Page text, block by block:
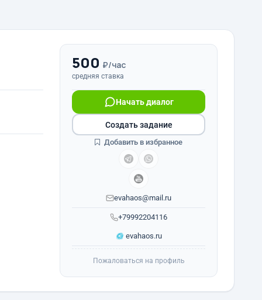
500 ₽/час
средняя ставка
+79992204116
Начать диалог
evahaos@mail.ru
evahaos.ru
Создать задание
Добавить в избранное
Пожаловаться на профиль